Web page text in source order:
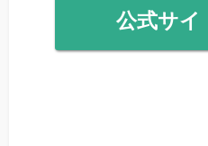
公式サイ